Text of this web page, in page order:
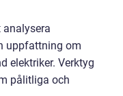
uppfattning om
elektriker. Verktyg
pålitliga och